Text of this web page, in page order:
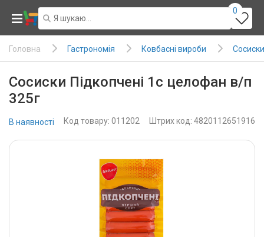
0
Головна Гастрономія Ковбасні вироби
Сосиски Підкопчені 1с целофан в/п
325г
В наявності Код товару: 011202 Штрих код: 4820112651916